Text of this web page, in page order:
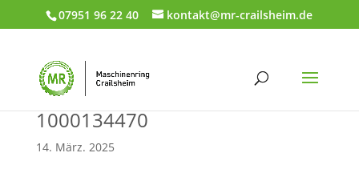
07951 96 22 40 kontakt@mr-crailsheim.de
1000134470
14. März. 2025